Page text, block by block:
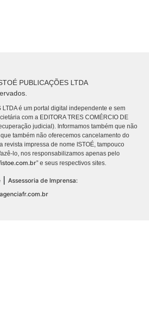
PUBLICAÇÕES LTDA
LTDA é um portal digital independente e sem
com a EDITORA TRES COMÉRCIO DE
judicial). Informamos também que não
também não oferecemos cancelamento do
revista impressa de nome ISTOÉ, tampouco
lo, nos responsabilizamos apenas pelo
” e seus respectivos sites.
Assessoria de Imprensa: